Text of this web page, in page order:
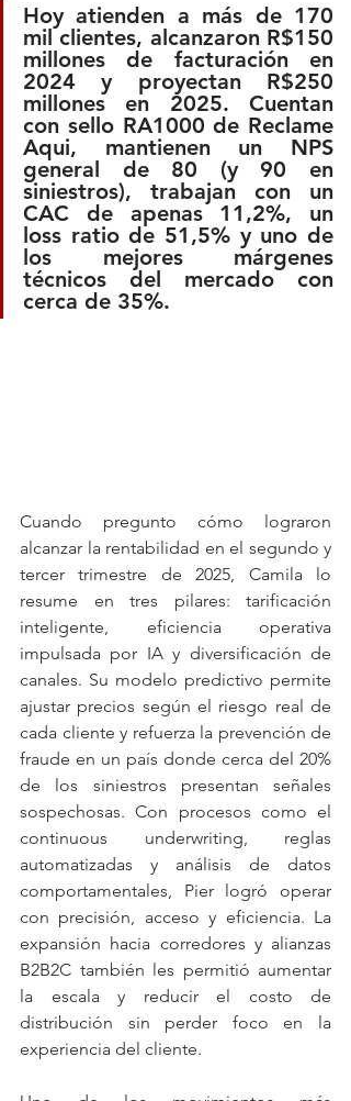
Hoy atienden a más de 170
mil clientes, alcanzaron R$150
millones de facturación en
2024 y proyectan R$250
millones en 2025. Cuentan
con sello RA1000 de Reclame
Aqui, mantienen un NPS
general de 80 (y 90 en
siniestros), trabajan con un
CAC de apenas 11,2%, un
loss ratio de 51,5% y uno de
los mejores márgenes
técnicos del mercado con
cerca de 35%.
Cuando pregunto cómo lograron
alcanzar la rentabilidad en el segundo y
tercer trimestre de 2025, Camila lo
resume en tres pilares: tarificación
inteligente, eficiencia operativa
impulsada por IA y diversificación de
canales. Su modelo predictivo permite
ajustar precios según el riesgo real de
cada cliente y refuerza la prevención de
fraude en un país donde cerca del 20%
de los siniestros presentan señales
sospechosas. Con procesos como el
continuous underwriting, reglas
automatizadas y análisis de datos
comportamentales, Pier logró operar
con precisión, acceso y eficiencia. La
expansión hacia corredores y alianzas
B2B2C también les permitió aumentar
la escala y reducir el costo de
distribución sin perder foco en la
experiencia del cliente.